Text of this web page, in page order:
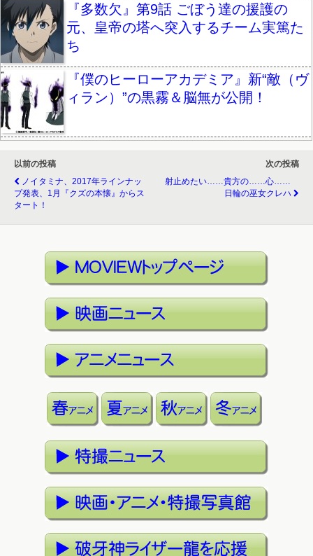
『多数欠』第9話 ごぼう達の援護の
元、皇帝の塔へ突入するチーム実篤た
ち
『僕のヒーローアカデミア』新“敵（ヴ
ィラン）”の黒霧＆脳無が公開！
以前の投稿
ノイタミナ、2017年ラインナッ
プ発表、1月『クズの本懐』からス
タート！
次の投稿
射止めたい……貴方の……心……
日輪の巫女クレハ